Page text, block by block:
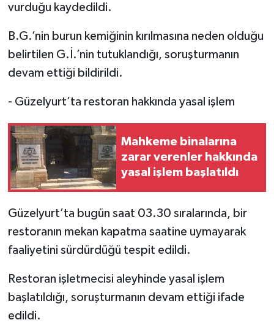
vurduğu kaydedildi.
B.G.’nin burun kemiğinin kırılmasına neden olduğu
belirtilen G.İ.’nin tutuklandığı, soruşturmanın
devam ettiği bildirildi.
- Güzelyurt’ta restoran hakkında yasal işlem
Mahkeme binalarına
zarar verenler hakkında
yasal işlem başlatıldı
Güzelyurt’ta bugün saat 03.30 sıralarında, bir
restoranın mekan kapatma saatine uymayarak
faaliyetini sürdürdüğü tespit edildi.
Restoran işletmecisi aleyhinde yasal işlem
başlatıldığı, soruşturmanın devam ettiği ifade
edildi.